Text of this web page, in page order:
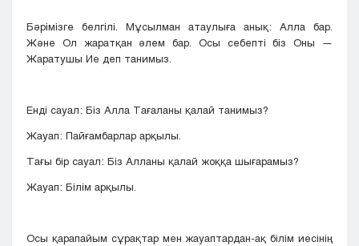
Бәрімізге белгілі. Мұсылман атаулыға анық: Алла бар.
Және Ол жаратқан әлем бар. Осы себепті біз Оны —
Жаратушы Ие деп танимыз.
Енді сауал: Біз Алла Тағаланы қалай танимыз?
Жауап: Пайғамбарлар арқылы.
Тағы бір сауал: Біз Алланы қалай жоққа шығарамыз?
Жауап: Білім арқылы.
Осы қарапайым сұрақтар мен жауаптардан-ақ білім иесінің